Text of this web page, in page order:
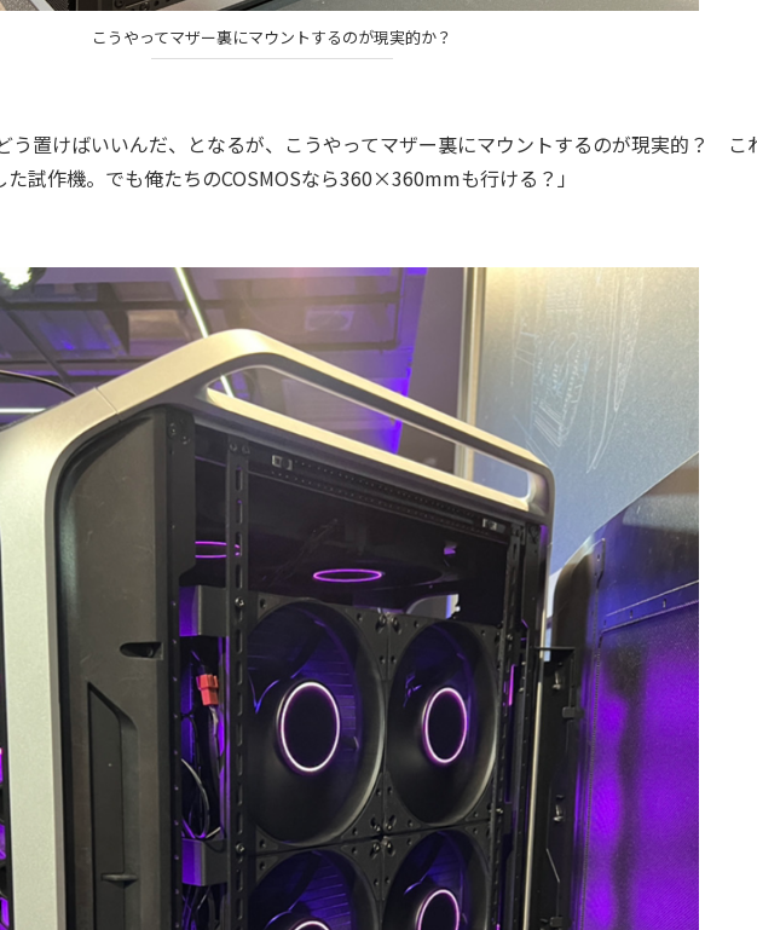
こうやってマザー裏にマウントするのが現実的か？
置けばいいんだ、となるが、こうやってマザー裏にマウントするのが現実的？ こ
試作機。でも俺たちのCOSMOSなら360×360mmも行ける？」